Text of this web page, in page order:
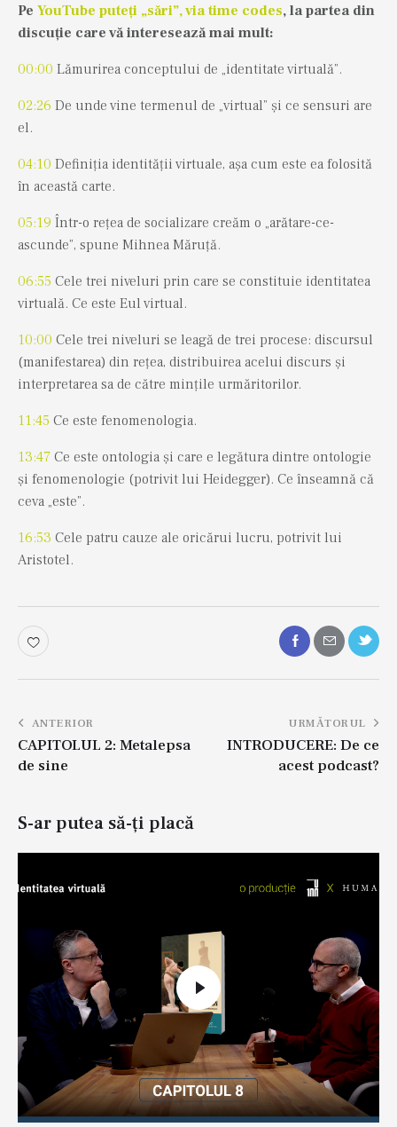
Pe YouTube puteți „sări”, via time codes, la partea din
discuție care vă interesează mai mult:
00:00 Lămurirea conceptului de „identitate virtuală”.
02:26 De unde vine termenul de „virtual” și ce sensuri are
el.
04:10 Definiția identității virtuale, așa cum este ea folosită
în această carte.
05:19 Într-o rețea de socializare creăm o „arătare-ce-
ascunde”, spune Mihnea Măruță.
06:55 Cele trei niveluri prin care se constituie identitatea
virtuală. Ce este Eul virtual.
10:00 Cele trei niveluri se leagă de trei procese: discursul
(manifestarea) din rețea, distribuirea acelui discurs și
interpretarea sa de către mințile urmăritorilor.
11:45 Ce este fenomenologia.
13:47 Ce este ontologia și care e legătura dintre ontologie
și fenomenologie (potrivit lui Heidegger). Ce înseamnă că
ceva „este”.
16:53 Cele patru cauze ale oricărui lucru, potrivit lui
Aristotel.
ANTERIOR
CAPITOLUL 2: Metalepsa
de sine
URMĂTORUL
INTRODUCERE: De ce
acest podcast?
S-ar putea să-ți placă